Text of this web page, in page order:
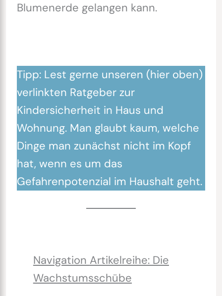
Blumenerde gelangen kann.
Tipp: Lest gerne unseren (hier oben)
verlinkten Ratgeber zur
Kindersicherheit in Haus und
Wohnung. Man glaubt kaum, welche
Dinge man zunächst nicht im Kopf
hat, wenn es um das
Gefahrenpotenzial im Haushalt geht.
Navigation Artikelreihe: Die
Wachstumsschübe